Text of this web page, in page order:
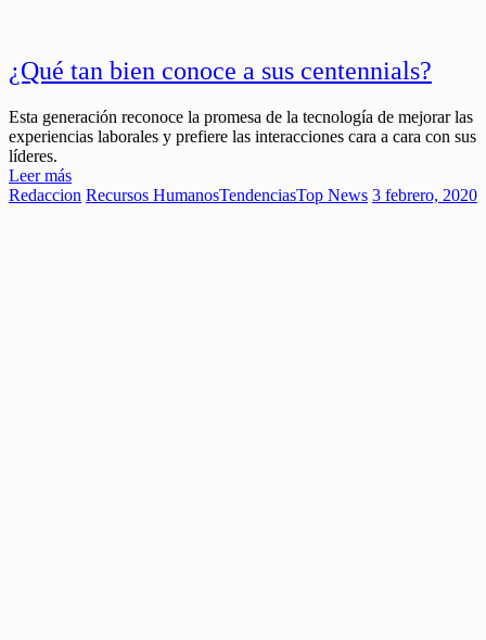
¿Qué tan bien conoce a sus centennials?
Esta generación reconoce la promesa de la tecnología de mejorar las
experiencias laborales y prefiere las interacciones cara a cara con sus
líderes.
Leer más
Redaccion Recursos HumanosTendenciasTop News 3 febrero, 2020